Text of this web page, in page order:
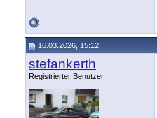
16.03.2026, 15:12
stefankerth
Registrierter Benutzer